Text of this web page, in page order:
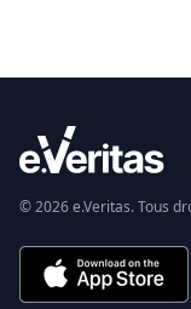
© 2026 e.Veritas. Tous